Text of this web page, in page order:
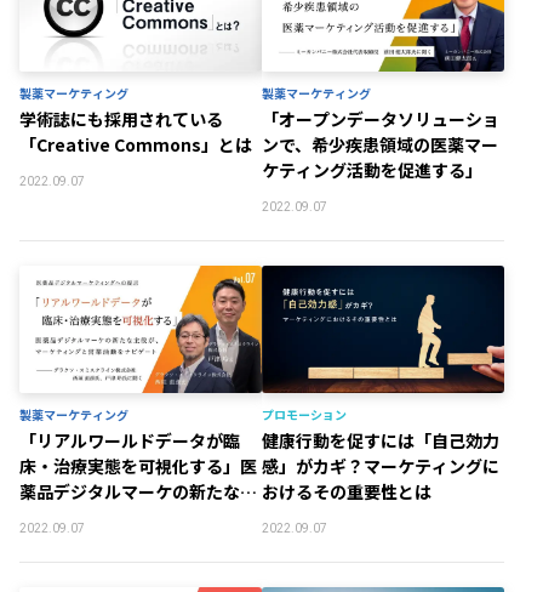
製薬マーケティング
学術誌にも採用されている
「Creative Commons」とは
2022.09.07
製薬マーケティング
「オープンデータソリューショ
ンで、希少疾患領域の医薬マー
ケティング活動を促進する」
2022.09.07
製薬マーケティング
「リアルワールドデータが臨
床・治療実態を可視化する」医
薬品デジタルマーケの新たな主
役がマーケティングと営業活動
2022.09.07
プロモーション
健康行動を促すには「自己効力
感」がカギ？マーケティングに
おけるその重要性とは
2022.09.07